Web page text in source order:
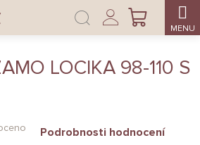
NÁKUPNÍ
Přihlášení
LOCIKA 98-110 S
Podrobnosti hodnocení